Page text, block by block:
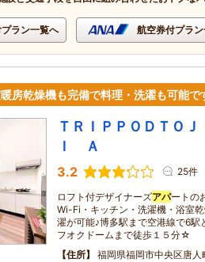
ラン一覧へ 航空券付プラ
房乾燥機も完備で料理・洗濯も可能で
ＴＲＩＰＰＯＤＴＯ
Ｉ Ａ
3.2 25件
ロフト付デザイナーズアパートの
Wi-Fi・キッチン・洗濯機・浴室
濯が可能♪博多駅まで空港線で6
フオクドームまで徒歩１５分☆
住所
福岡県福岡市中央区唐